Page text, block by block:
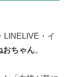
LINELIVE・イ
おちゃん。